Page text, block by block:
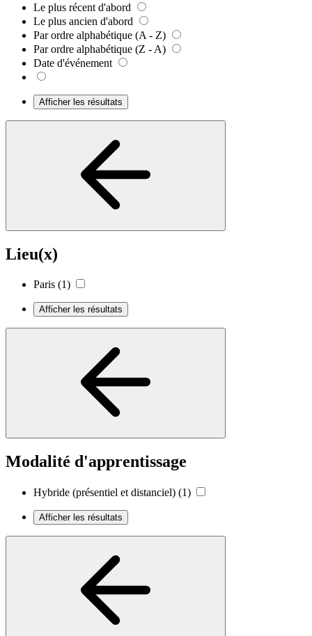
Le plus récent d'abord
Le plus ancien d'abord
Par ordre alphabétique (A - Z)
Par ordre alphabétique (Z - A)
Date d'événement
Afficher les résultats
Lieu(x)
Paris (1)
Afficher les résultats
Modalité d'apprentissage
Hybride (présentiel et distanciel) (1)
Afficher les résultats